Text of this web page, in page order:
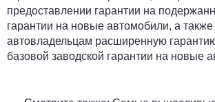
предоставлении гарантии на
гарантии на новые автомобили, а также
автовладельцам расширенную
базовой заводской гарантии на новые